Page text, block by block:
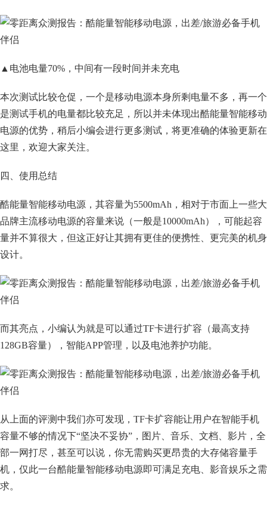
▲电池电量70%，中间有一段时间并未充电
本次测试比较仓促，一个是移动电源本身所剩电量不多，再一个
是测试手机的电量都比较充足，所以并未体现出酷能量智能移动
电源的优势，稍后小编会进行更多测试，将更准确的体验更新在
这里，欢迎大家关注。
四、使用总结
酷能量智能移动电源，其容量为5500mAh，相对于市面上一些大
品牌主流移动电源的容量来说（一般是10000mAh），可能起容
量并不算很大，但这正好让其拥有更佳的便携性、更完美的机身
设计。
而其亮点，小编认为就是可以通过TF卡进行扩容（最高支持
128GB容量），智能APP管理，以及电池养护功能。
从上面的评测中我们亦可发现，TF卡扩容能让用户在智能手机
容量不够的情况下“坚决不妥协”，图片、音乐、文档、影片，全
部一网打尽，甚至可以说，你无需购买更昂贵的大存储容量手
机，仅此一台酷能量智能移动电源即可满足充电、影音娱乐之需
求。